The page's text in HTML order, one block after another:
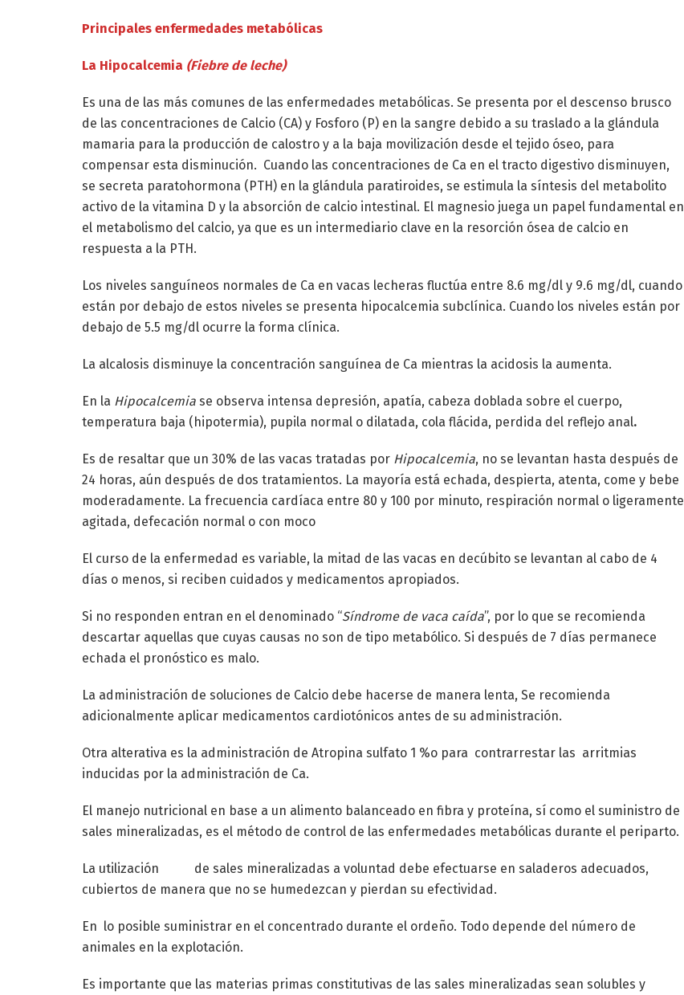
Principales enfermedades metabólicas
La Hipocalcemia (Fiebre de leche)
Es una de las más comunes de las enfermedades metabólicas. Se presenta por el descenso brusco
de las concentraciones de Calcio (CA) y Fosforo (P) en la sangre debido a su traslado a la glándula
mamaria para la producción de calostro y a la baja movilización desde el tejido óseo, para
compensar esta disminución. Cuando las concentraciones de Ca en el tracto digestivo disminuyen,
se secreta paratohormona (PTH) en la glándula paratiroides, se estimula la síntesis del metabolito
activo de la vitamina D y la absorción de calcio intestinal. El magnesio juega un papel fundamental en
el metabolismo del calcio, ya que es un intermediario clave en la resorción ósea de calcio en
respuesta a la PTH.
Los niveles sanguíneos normales de Ca en vacas lecheras fluctúa entre 8.6 mg/dl y 9.6 mg/dl, cuando
están por debajo de estos niveles se presenta hipocalcemia subclínica. Cuando los niveles están por
debajo de 5.5 mg/dl ocurre la forma clínica.
La alcalosis disminuye la concentración sanguínea de Ca mientras la acidosis la aumenta.
En la Hipocalcemia se observa intensa depresión, apatía, cabeza doblada sobre el cuerpo,
temperatura baja (hipotermia), pupila normal o dilatada, cola flácida, perdida del reflejo anal.
Es de resaltar que un 30% de las vacas tratadas por Hipocalcemia, no se levantan hasta después de
24 horas, aún después de dos tratamientos. La mayoría está echada, despierta, atenta, come y bebe
moderadamente. La frecuencia cardíaca entre 80 y 100 por minuto, respiración normal o ligeramente
agitada, defecación normal o con moco
El curso de la enfermedad es variable, la mitad de las vacas en decúbito se levantan al cabo de 4
días o menos, si reciben cuidados y medicamentos apropiados.
Si no responden entran en el denominado “Síndrome de vaca caída”, por lo que se recomienda
descartar aquellas que cuyas causas no son de tipo metabólico. Si después de 7 días permanece
echada el pronóstico es malo.
La administración de soluciones de Calcio debe hacerse de manera lenta, Se recomienda
adicionalmente aplicar medicamentos cardiotónicos antes de su administración.
Otra alterativa es la administración de Atropina sulfato 1 %o para contrarrestar las arritmias
inducidas por la administración de Ca.
El manejo nutricional en base a un alimento balanceado en fibra y proteína, sí como el suministro de
sales mineralizadas, es el método de control de las enfermedades metabólicas durante el periparto.
La utilización de sales mineralizadas a voluntad debe efectuarse en saladeros adecuados,
cubiertos de manera que no se humedezcan y pierdan su efectividad.
En lo posible suministrar en el concentrado durante el ordeño. Todo depende del número de
animales en la explotación.
Es importante que las materias primas constitutivas de las sales mineralizadas sean solubles y